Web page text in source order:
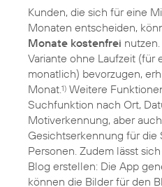
Kunden, die sich für eine
Monaten entscheiden,
Monate kostenfrei
Variante ohne Laufzeit (für
monatlich) bevorzugen,
Monat. 1) Weitere
Suchfunktion nach Ort,
Motiverkennung, aber
Gesichtserkennung für
Personen. Zudem lässt
Blog erstellen: Die App
können die Bilder für den